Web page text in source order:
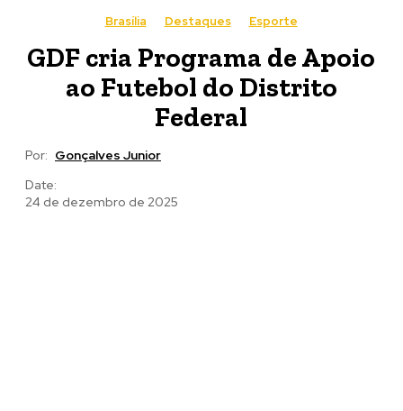
Brasília Destaques Esporte
GDF cria Programa de Apoio
ao Futebol do Distrito
Federal
Por: Gonçalves Junior
Date:
24 de dezembro de 2025